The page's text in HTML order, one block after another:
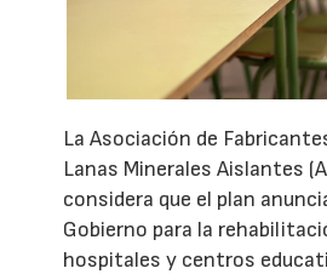
La Asociación de
Lanas Minerales Aislantes
considera que el plan
Gobierno para la
hospitales y centros